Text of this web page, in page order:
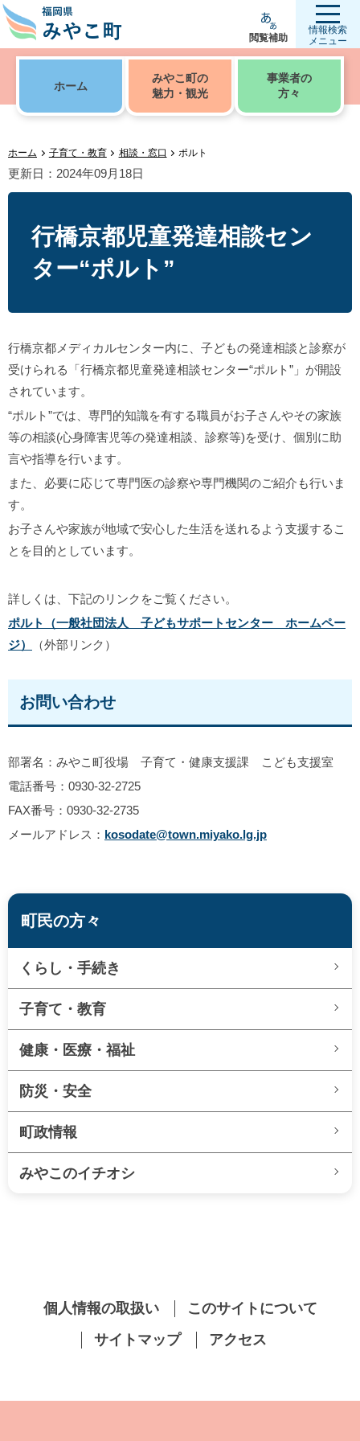
閲覧補助
情報検索
メニュー
ホーム
みやこ町の
魅力・観光
事業者の
方々
ホーム 子育て・教育 相談・窓口 ポルト
更新日：2024年09月18日
行橋京都児童発達相談セン
ター“ポルト”
行橋京都メディカルセンター内に、子どもの発達相談と診察が
受けられる「行橋京都児童発達相談センター“ポルト”」が開設
されています。
“ポルト”では、専門的知識を有する職員がお子さんやその家族
等の相談(心身障害児等の発達相談、診察等)を受け、個別に助
言や指導を行います。
また、必要に応じて専門医の診察や専門機関のご紹介も行いま
す。
お子さんや家族が地域で安心した生活を送れるよう支援するこ
とを目的としています。
詳しくは、下記のリンクをご覧ください。
ポルト（一般社団法人 子どもサポートセンター ホームペー
ジ）
（外部リンク）
お問い合わせ
部署名：みやこ町役場 子育て・健康支援課 こども支援室
電話番号：0930-32-2725
FAX番号：0930-32-2735
メールアドレス： kosodate@town.miyako.lg.jp
町民の方々
くらし・手続き
子育て・教育
健康・医療・福祉
防災・安全
町政情報
みやこのイチオシ
個人情報の取扱い
このサイトについて
サイトマップ
アクセス